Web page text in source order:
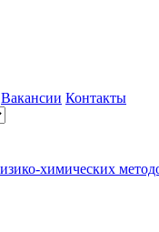
Вакансии Контакты
химических